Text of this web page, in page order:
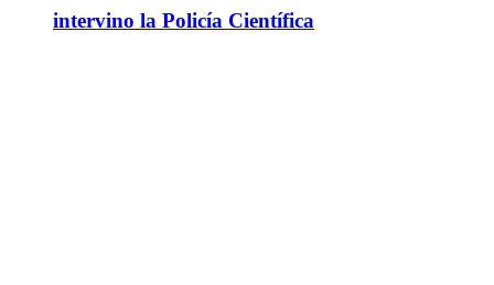
intervino la Policía Científica